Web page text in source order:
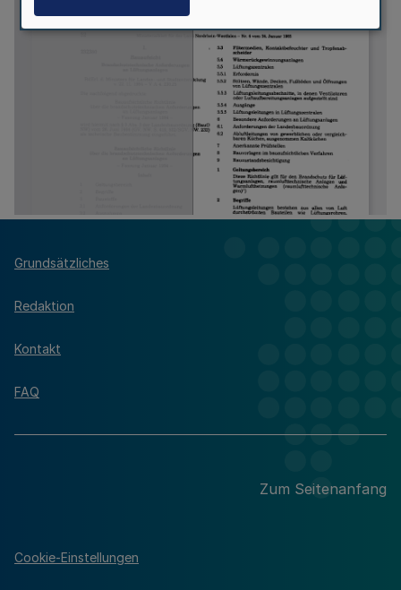
Grundsätzliches
Redaktion
Kontakt
FAQ
Zum Seitenanfang
Cookie-Einstellungen